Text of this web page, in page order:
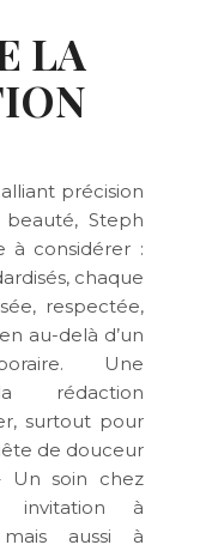
LA
précision
Steph
à considérer :
chaque
respectée,
au-delà d’un
Une
rédaction
surtout pour
de douceur
Un soin chez
invitation à
aussi à